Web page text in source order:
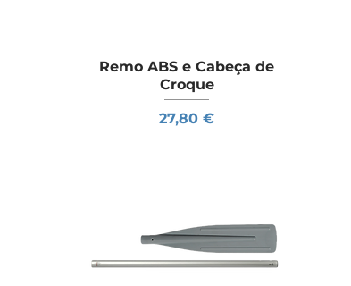
Visualização rápida
Remo ABS e Cabeça de
Croque
Preço
27,80 €